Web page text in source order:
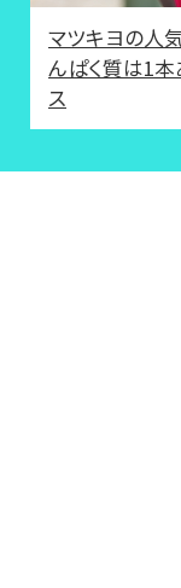
マツキヨの人
んぱく質は1本
ス